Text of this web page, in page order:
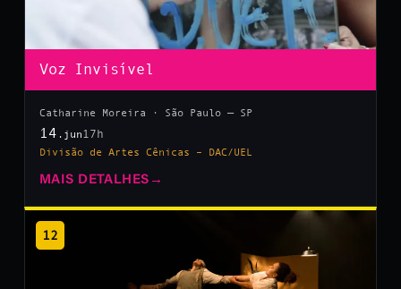
Voz Invisível
Catharine Moreira · São Paulo — SP
14 .jun 17h
Divisão de Artes Cênicas – DAC/UEL
MAIS DETALHES →
12